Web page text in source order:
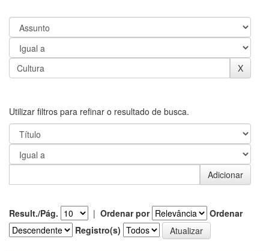
Utilizar filtros para refinar o resultado de busca.
Result./Pág. | Ordenar por
Ordenar
Registro(s)